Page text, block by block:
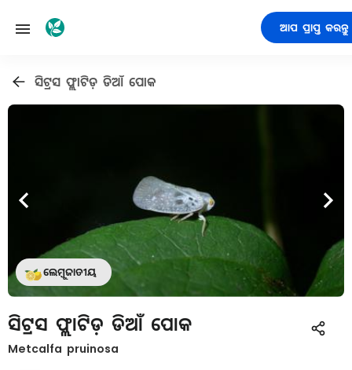
ଆପ ପ୍ରାପ୍ତ କରନ୍ତୁ
ସିଟ୍ରସ ଫ୍ଲାଟିଡ଼ ଡିଆଁ ପୋକ
ଲେମ୍ବୁଜାତୀୟ
ସିଟ୍ରସ ଫ୍ଲାଟିଡ଼ ଡିଆଁ ପୋକ
Metcalfa pruinosa